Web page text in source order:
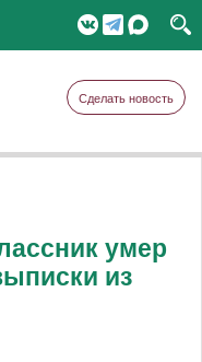
Сделать новость
умер
из